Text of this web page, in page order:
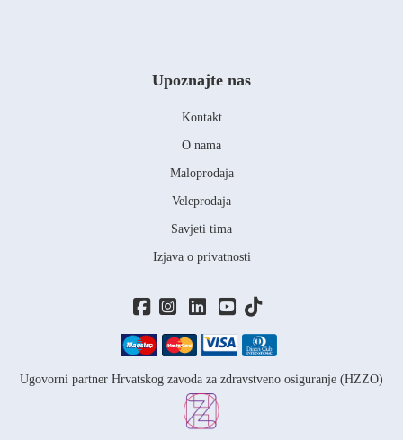
Ugovorni partner Hrvatskog zavoda za zdravstveno osiguranje (HZZO)
Upoznajte nas
Kontakt
O nama
Maloprodaja
Veleprodaja
Savjeti tima
Izjava o privatnosti